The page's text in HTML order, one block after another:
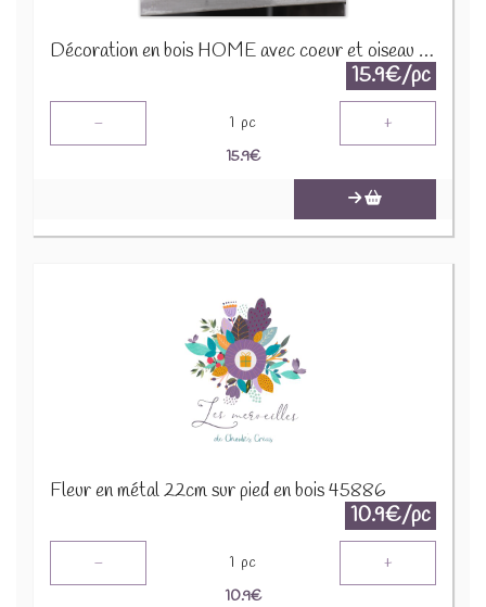
Décoration en bois HOME avec coeur et oiseau 770304
15.9€/pc
- 1 pc +
15.9€
Fleur en métal 22cm sur pied en bois 45886
10.9€/pc
- 1 pc +
10.9€